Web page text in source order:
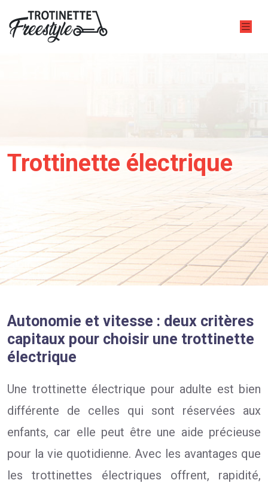
Trottinette électrique
Autonomie et vitesse : deux critères
capitaux pour choisir une trottinette
électrique
Une trottinette électrique pour adulte est bien
différente de celles qui sont réservées aux
enfants, car elle peut être une aide précieuse
pour la vie quotidienne. Avec les avantages que
les trottinettes électriques offrent, rapidité,